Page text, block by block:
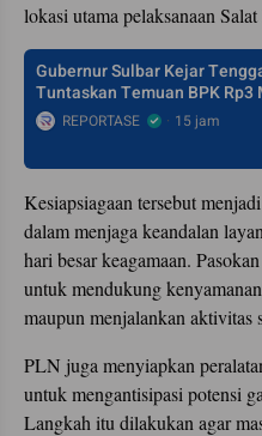
lokasi utama pelaksanaan
Gubernur Sulbar Kejar
Tuntaskan Temuan BPK Rp3
REPORTASE 15 jam
Kesiapsiagaan tersebut
dalam menjaga keandalan
hari besar keagamaan.
untuk mendukung
maupun menjalankan aktivitas
PLN juga menyiapkan
untuk mengantisipasi potensi
Langkah itu dilakukan agar